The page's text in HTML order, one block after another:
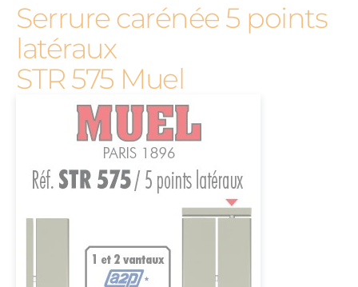
Serrure carénée 5 points
latéraux
STR 575 Muel